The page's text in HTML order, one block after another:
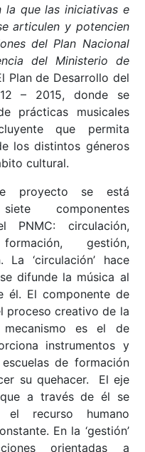
la que las iniciativas e
articulen y potencien
del Plan Nacional
del Ministerio de
Plan de Desarrollo del
– 2015, donde se
prácticas musicales
que permita
los distintos géneros
cultural.
proyecto se está
componentes
PNMC: circulación,
gestión,
‘circulación’ hace
difunde la música al
él. El componente de
proceso creativo de la
es el de
instrumentos y
de formación
su quehacer. El eje
a través de él se
el recurso humano
En la ‘gestión’
orientadas a